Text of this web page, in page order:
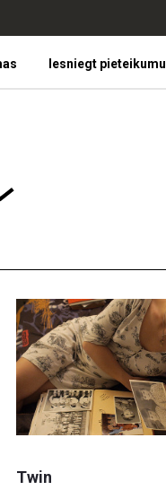
Iesniegt pieteikumu
Twin